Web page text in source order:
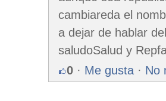
cambiareda el
a dejar de hablar
saludoSalud y
0 · Me gusta · No